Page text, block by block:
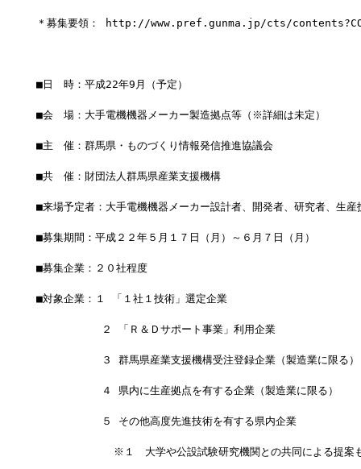
＊募集要領： http://www.pref.gunma.jp/cts/
■日　時：平成22年9月（予定）
■会　場：大手電機機器メーカー製造拠点等（※詳細は未定）
■主　催：群馬県・ものづくり情報発信推進協議会
■共　催：財団法人群馬県産業支援機構
■来場予定者：大手電機機器メーカー設計者、開発者、研究者、生産
■募集期間：平成２２年５月１７日（月）～６月７日（月）
■募集企業：２０社程度
■対象企業：１ 「１社１技術」選定企業
  　　　　　２ 「Ｒ＆Ｄサポート事業」利用企業
  　　　　　３ 群馬県産業支援機構受注登録企業（製造業に限る）
  　　　　　４ 県内に生産拠点を有する企業（製造業に限る）
  　　　　　５ その他高度先進技術を有する県内企業
※１　大学や公設試験研究機関との共同による提案